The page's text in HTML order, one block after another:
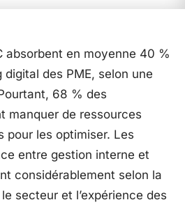
absorbent en moyenne 40 %
des PME, selon une
68 % des
manquer de ressources
pour les optimiser. Les
entre gestion interne et
considérablement selon la
secteur et l’expérience des